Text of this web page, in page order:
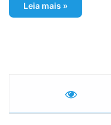
Leia mais »